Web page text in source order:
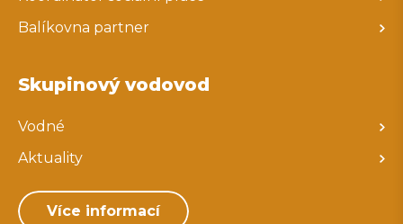
Balíkovna partner
Skupinový vodovod
Vodné
Aktuality
Více informací